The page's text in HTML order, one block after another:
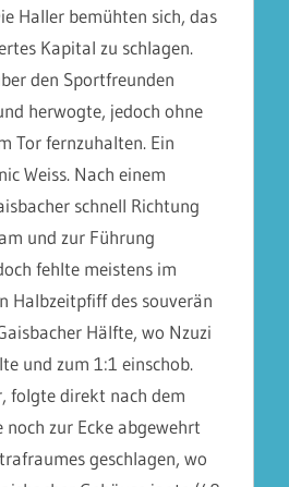
Haller bemühten sich, das
Kapital zu schlagen.
den Sportfreunden
herwogte, jedoch ohne
Tor fernzuhalten. Ein
Weiss. Nach einem
schnell Richtung
und zur Führung
fehlte meistens im
Halbzeitpfiff des souverän
Hälfte, wo Nzuzi
und zum 1:1 einschob.
folgte direkt nach dem
zur Ecke abgewehrt
geschlagen, wo